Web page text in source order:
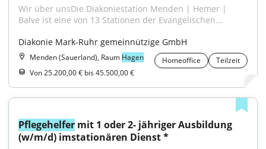
Wir über unsDie Diakoniestation Menden | Hemer |
Balve ist eine von 13 Stationen der Evangelischen...
Diakonie Mark-Ruhr gemeinnützige GmbH
Menden (Sauerland), Raum Hagen Homeoffice
Teilzeit
Von 25.200,00 € bis 45.500,00 €
Pflegehelfer mit 1 oder 2- jähriger Ausbildung
(w/m/d) imstationären Dienst *